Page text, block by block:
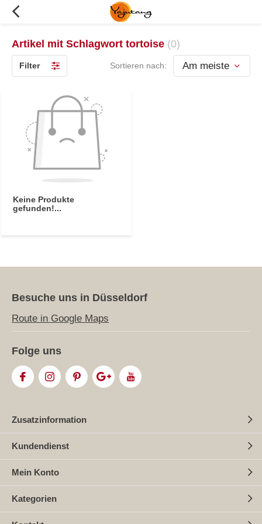
Artikel mit Schlagwort tortoise (0)
Filter Sortieren nach:
Keine Produkte
gefunden!...
Besuche uns in Düsseldorf
Route in Google Maps
Folge uns
Zusatzinformation
Kundendienst
Mein Konto
Kategorien